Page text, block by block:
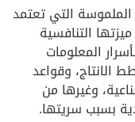
الملموسة التي تعتمد
التنافسية
المعلومات
الانتاج، وقواعد
وغيرها من
بسبب سريتها.